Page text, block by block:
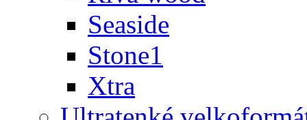
Seaside
Stone1
Xtra